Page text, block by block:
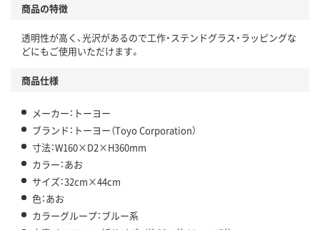
商品の特徴
透明性が高く、光沢があるので工作・ステンドグラス・ラッピングな
どにもご使用いただけます。
商品仕様
メーカー：トーヨー
ブランド：トーヨー（Toyo Corporation）
寸法：W160×D2×H360mm
カラー：あお
サイズ：32cm×44cm
色：あお
カラーグループ：ブルー系